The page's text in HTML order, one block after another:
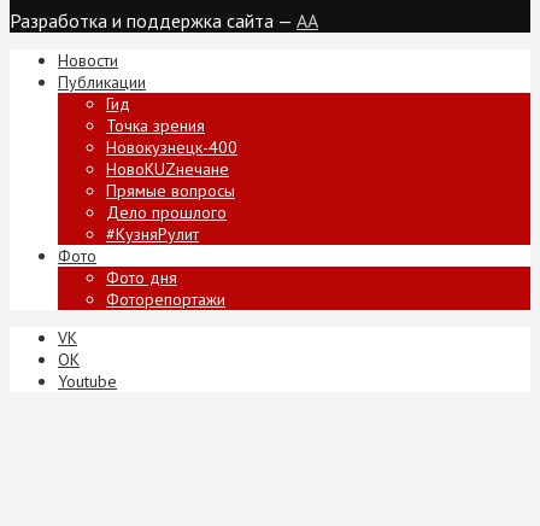
Разработка и поддержка сайта — AA
Новости
Публикации
Гид
Точка зрения
Новокузнецк-400
НовоKUZнечане
Прямые вопросы
Дело прошлого
#КузняРулит
Фото
Фото дня
Фоторепортажи
VK
ОК
Youtube